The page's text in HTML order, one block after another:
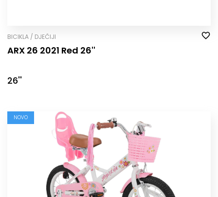
BICIKLA / DJEČIJI
ARX 26 2021 Red 26''
26''
NOVO